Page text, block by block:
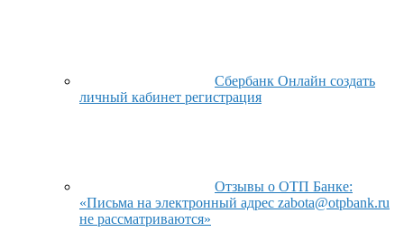
Сбербанк Онлайн создать
личный кабинет регистрация
Отзывы о ОТП Банке:
«Письма на электронный адрес zabota@otpbank.ru
не рассматриваются»